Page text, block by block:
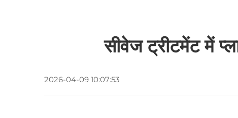
सीवेज ट्रीटमेंट में
2026-04-09 10:07:53